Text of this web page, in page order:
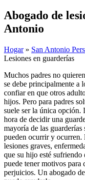
Abogado de
Antonio
Hogar» San Antonio
Lesiones en guarderías
Muchos padres no
se debe principalmente a
confiar en que otros
hijos. Pero para padres
suele ser la única opción.
hora de decidir una
mayoría de las guarderías
pueden ocurrir y ocurren.
lesiones graves,
que su hijo esté
puede tener motivos para
perjuicios. Un abogado